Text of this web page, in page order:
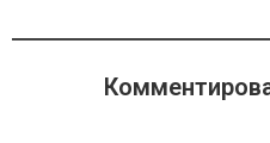
n
o
e
gr
at
s